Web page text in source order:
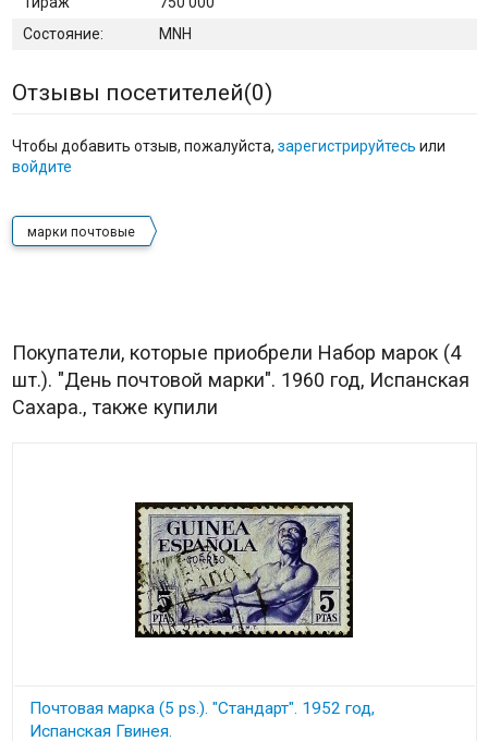
Состояние:
MNH
Отзывы посетителей(0)
Чтобы добавить отзыв, пожалуйста, зарегистрируйтесь или
войдите
марки почтовые
Покупатели, которые приобрели Набор марок (4
шт.). "День почтовой марки". 1960 год, Испанская
Сахара., также купили
Почтовая марка (5 ps.). "Стандарт". 1952 год,
Испанская Гвинея.